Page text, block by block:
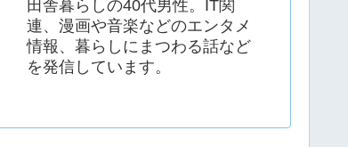
田舎暮らしの40代男性。IT関
連、漫画や音楽などのエンタメ
情報、暮らしにまつわる話など
を発信しています。